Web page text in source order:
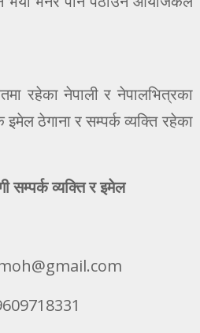
रहेका नेपाली र नेपालभित्रका
ठेगाना र सम्पर्क व्यक्ति रहेका
सम्पर्क व्यक्ति र इमेल